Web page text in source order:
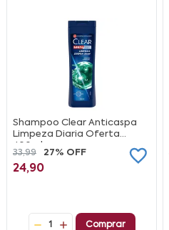
Shampoo Clear Anticaspa
Limpeza Diaria Oferta
400ml
33,99 27% OFF
24,90
1 Comprar